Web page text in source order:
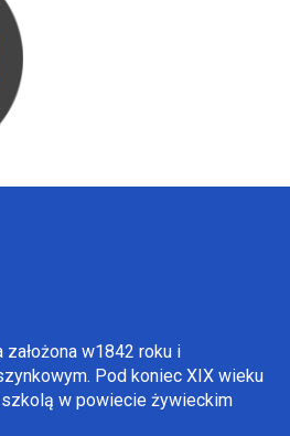
założona w1842 roku i
Pod koniec XIX wieku
w powiecie żywieckim